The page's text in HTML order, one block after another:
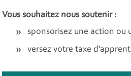
Vous souhaitez nous soutenir :
sponsorisez une action ou
versez votre taxe